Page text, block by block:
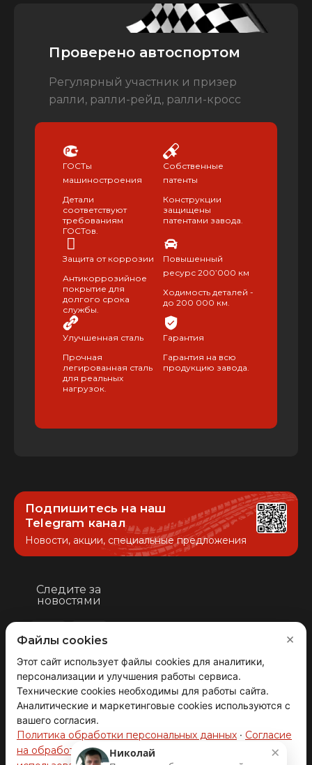
Проверено автоспортом
Регулярный участник и призер
ралли, ралли-рейд, ралли-кросс
ГОСТы
машиностроения
Детали
соответствуют
требованиям
ГОСТов.
Собственные
патенты
Конструкции
защищены
патентами завода.
Защита от коррозии
Антикоррозийное
покрытие для
долгого срока
службы.
Повышенный
ресурс 200’000 км
Ходимость деталей -
до 200 000 км.
Улучшенная сталь
Прочная
легированная сталь
для реальных
нагрузок.
Гарантия
Гарантия на всю
продукцию завода.
Подпишитесь на наш
Telegram канал
Новости, акции, специальные предложения
Следите за
новостями
Вернуться
наверх
© 2008-2026 АВТОГРАД ТЕХНОЛОДЖИ
Производство и продажа автозапчастей.
ОГРНИП 317631300093272
×
Николай
Файлы cookies
Этот сайт использует файлы cookies для аналитики,
персонализации и улучшения работы сервиса.
Технические cookies необходимы для работы сайта.
Аналитические и маркетинговые cookies используются с
вашего согласия.
Политика обработки персональных данных · Согласие
на обработку персональных данных
×